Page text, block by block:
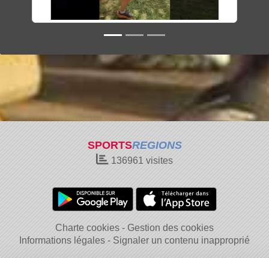
SPORTSREGIONS
136961 visites
Charte cookies
Gestion des cookies
Informations légales
Signaler un contenu inapproprié